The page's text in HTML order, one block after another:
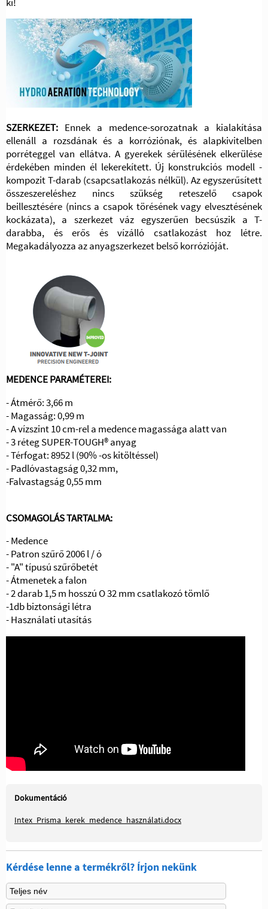
SZERKEZET: Ennek a medence-sorozatnak a kialakítása
ellenáll a rozsdának és a korróziónak, és alapkivitelben
porréteggel van ellátva. A gyerekek sérülésének elkerülése
érdekében minden él lekerekített. Új konstrukciós modell -
kompozit T-darab (csapcsatlakozás nélkül). Az egyszerűsített
összeszereléshez nincs szükség reteszelő csapok
beillesztésére (nincs a csapok törésének vagy elvesztésének
kockázata), a szerkezet váz egyszerűen becsúszik a T-
darabba, és erős és vízálló csatlakozást hoz létre.
Megakadályozza az anyagszerkezet belső korrózióját.
MEDENCE PARAMÉTEREI:
- Átmérő: 3,66 m
- Magasság: 0,99 m
- A vízszint 10 cm-rel a medence magassága alatt van
- 3 réteg SUPER-TOUGH® anyag
- Térfogat: 8952 l (90% -os kitöltéssel)
- Padlóvastagság 0,32 mm,
-Falvastagság 0,55 mm
CSOMAGOLÁS TARTALMA:
- Medence
- Patron szűrő 2006 l / ó
- "A" típusú szűrőbetét
- Átmenetek a falon
- 2 darab 1,5 m hosszú O 32 mm csatlakozó tömlő
-1db biztonsági létra
- Használati utasítás
Dokumentáció
Intex_Prisma_kerek_medence_használati.docx
Kérdése lenne a termékről? Írjon nekünk